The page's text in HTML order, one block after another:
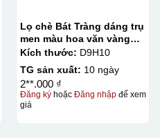
Lọ chè Bát Tràng dáng trụ
men màu hoa văn vàng
kim 50g
Kích thước: D9H10
TG sản xuất: 10 ngày
2**.000 ₫
Đăng ký hoặcĐăng nhập để xem
giá